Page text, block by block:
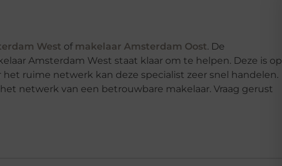
West of makelaar Amsterdam Oost. De
Amsterdam West staat klaar om te helpen. Deze is op
ruime netwerk kan deze specialist zeer snel handelen.
netwerk van een betrouwbare makelaar. Vraag gerust